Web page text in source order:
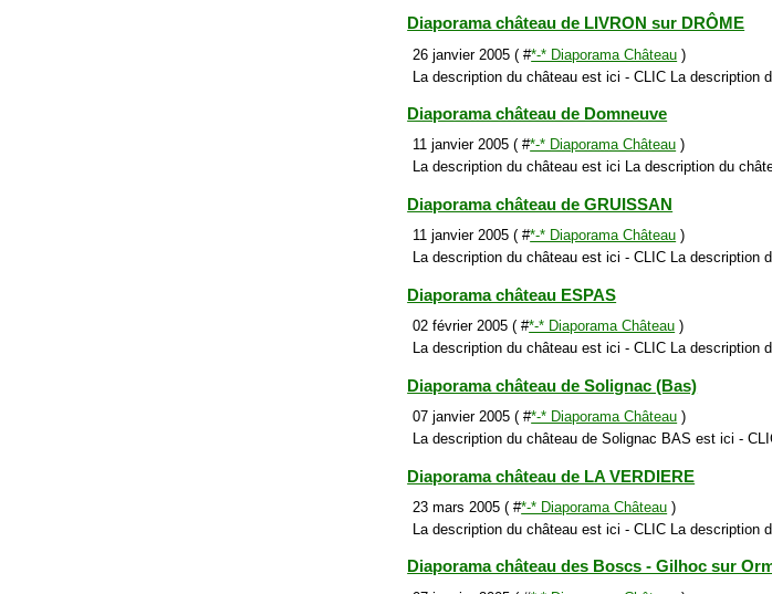
Diaporama château de LIVRON sur DRÔME
26 janvier 2005 ( #*-* Diaporama Château )
La description du château est ici - CLIC La description
Diaporama château de Domneuve
11 janvier 2005 ( #*-* Diaporama Château )
La description du château est ici La description du
Diaporama château de GRUISSAN
11 janvier 2005 ( #*-* Diaporama Château )
La description du château est ici - CLIC La description
Diaporama château ESPAS
02 février 2005 ( #*-* Diaporama Château )
La description du château est ici - CLIC La description
Diaporama château de Solignac (Bas)
07 janvier 2005 ( #*-* Diaporama Château )
La description du château de Solignac BAS est ici -
Diaporama château de LA VERDIERE
23 mars 2005 ( #*-* Diaporama Château )
La description du château est ici - CLIC La description
Diaporama château des Boscs - Gilhoc sur